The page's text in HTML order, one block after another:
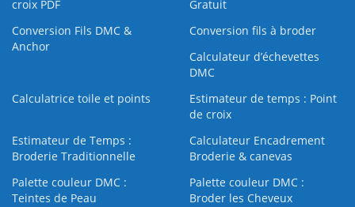
croix PDF
Gratuit
Conversion Fils DMC &
Anchor
Conversion fils à broder
Calculateur d’échevettes
DMC
Calculatrice toile et points
Estimateur de temps : Point
de croix
Estimateur de Temps :
Broderie Traditionnelle
Calculateur Encadrement
Broderie & canevas
Palette couleur DMC :
Teintes de Peau
Palette couleur DMC :
Broder les Cheveux